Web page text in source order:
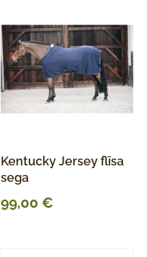
Kentucky Jersey flīsa
sega
99,00 €